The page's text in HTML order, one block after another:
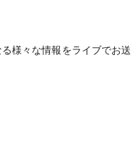
様々な情報をライブでお送